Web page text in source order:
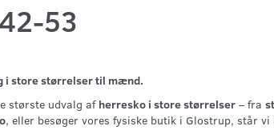
53
i store størrelser til mænd.
største udvalg af herresko i store størrelser– fra
, eller besøger vores fysiske butik i Glostrup, står